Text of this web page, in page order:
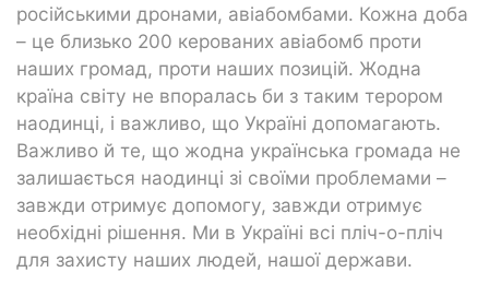
російськими дронами, авіабомбами. Кожна доба
– це близько 200 керованих авіабомб проти
наших громад, проти наших позицій. Жодна
країна світу не впоралась би з таким терором
наодинці, і важливо, що Україні допомагають.
Важливо й те, що жодна українська громада не
залишається наодинці зі своїми проблемами –
завжди отримує допомогу, завжди отримує
необхідні рішення. Ми в Україні всі пліч-о-пліч
для захисту наших людей, нашої держави.